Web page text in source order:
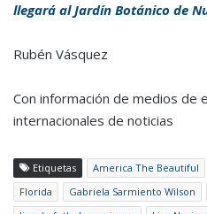
llegará al Jardín Botánico de
Rubén Vásquez
Con información de medios de
internacionales de noticias
Etiquetas America The Beautiful
Florida
Gabriela Sarmiento Wilson